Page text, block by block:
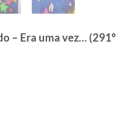
– Era uma vez… (291º